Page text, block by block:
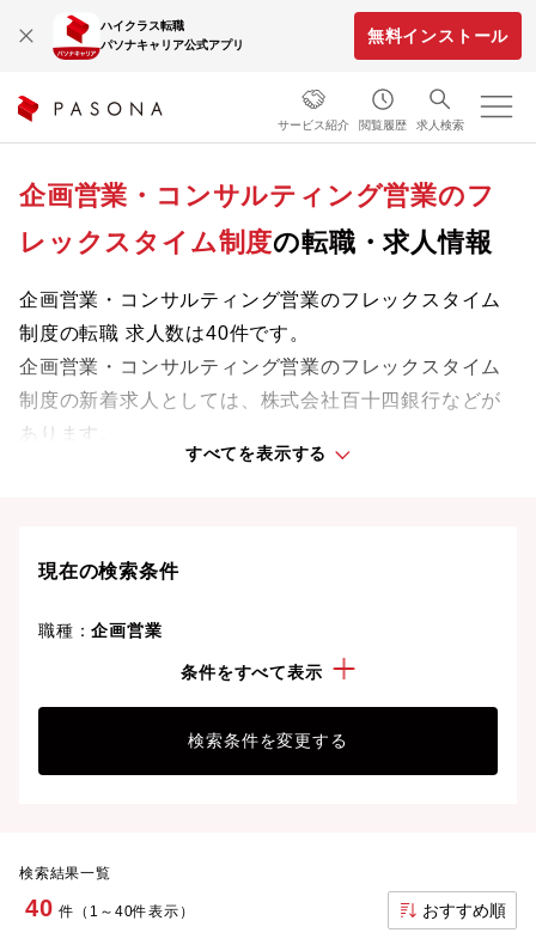
ハイクラス転職
パソナキャリア公式アプリ
無料インストール
サービス紹介 閲覧履歴 求人検索
企画営業・コンサルティング営業のフ
レックスタイム制度の転職・求人情報
企画営業・コンサルティング営業のフレックスタイム
制度の転職 求人数は40件です。
企画営業・コンサルティング営業のフレックスタイム
制度の新着求人としては、株式会社百十四銀行などが
あります。
専門知識やスキルを最大限に発揮しながら、あなたの
ことも可能です。
すべてを表示する
現在の検索条件
職種：企画営業
フレックスタイム制度
条件をすべて表示
検索条件を変更する
検索結果一覧
40 件（1～40件表示） おすすめ順